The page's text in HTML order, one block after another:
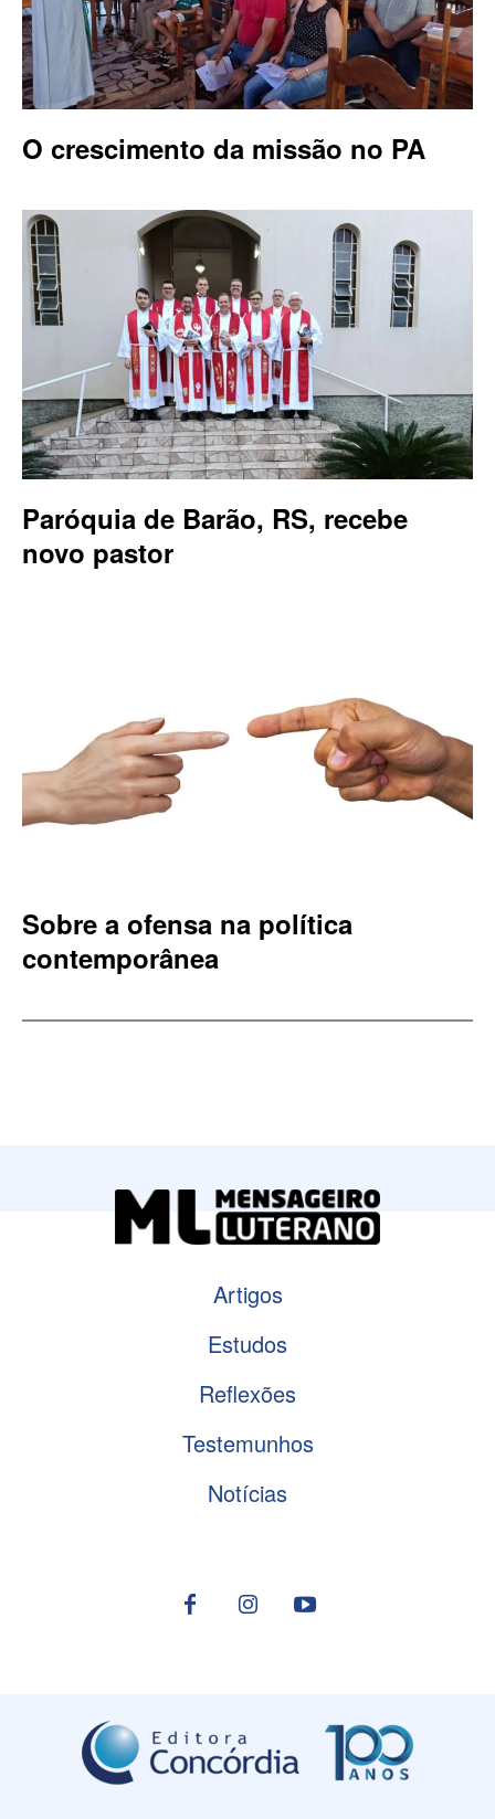
O crescimento da missão no PA
Paróquia de Barão, RS, recebe
novo pastor
Sobre a ofensa na política
contemporânea
Artigos
Estudos
Reflexões
Testemunhos
Notícias